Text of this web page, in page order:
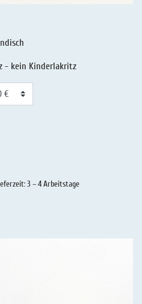
- kein Kinderlakritz
3 – 4 Arbeitstage